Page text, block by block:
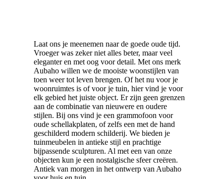
Laat ons je meenemen naar de goede oude tijd.
Vroeger was zeker niet alles beter, maar veel
eleganter en met oog voor detail. Met ons merk
Aubaho willen we de mooiste woonstijlen van
toen weer tot leven brengen. Of het nu voor je
woonruimtes is of voor je tuin, hier vind je voor
elk gebied het juiste object. Er zijn geen grenzen
aan de combinatie van nieuwere en oudere
stijlen. Bij ons vind je een grammofoon voor
oude schellakplaten, of zelfs een met de hand
geschilderd modern schilderij. We bieden je
tuinmeubelen in antieke stijl en prachtige
bijpassende sculpturen. Al met een van onze
objecten kun je een nostalgische sfeer creëren.
Antiek van morgen in het ontwerp van Aubaho